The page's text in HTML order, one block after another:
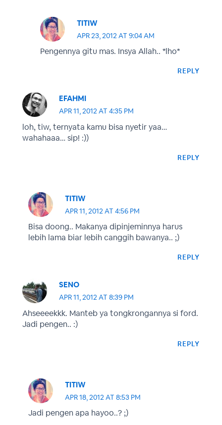
TITIW
APR 23, 2012 AT 9:04 AM
Pengennya gitu mas. Insya Allah.. *lho*
REPLY
EFAHMI
APR 11, 2012 AT 4:35 PM
loh, tiw, ternyata kamu bisa nyetir yaa…
wahahaaa… sip! :))
REPLY
TITIW
APR 11, 2012 AT 4:56 PM
Bisa doong.. Makanya dipinjeminnya harus
lebih lama biar lebih canggih bawanya.. ;)
REPLY
SENO
APR 11, 2012 AT 8:39 PM
Ahseeeekkk. Manteb ya tongkrongannya si ford.
Jadi pengen.. :)
REPLY
TITIW
APR 18, 2012 AT 8:53 PM
Jadi pengen apa hayoo..? ;)